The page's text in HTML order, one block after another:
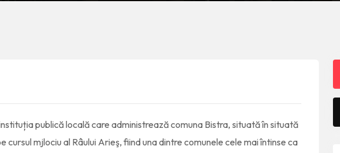
publică locală care administrează comuna Bistra, situată în situată
cursul mjlociu al Râului Arieş, fiind una dintre comunele cele mai întinse ca